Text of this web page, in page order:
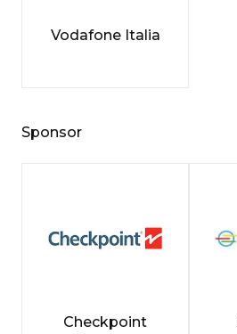
Vodafone Italia
Sponsor
Checkpoint